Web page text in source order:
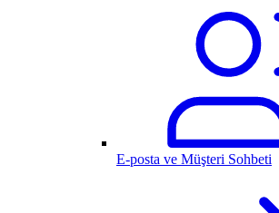
E-posta ve Müşteri Sohbeti